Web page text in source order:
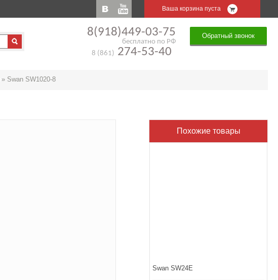
Ваша корзина пуста
8(918)449-03-75
бесплатно по РФ
8 (861) 274-53-40
Обратный звонок
» Swan SW1020-8
Похожие товары
Swan SW24E